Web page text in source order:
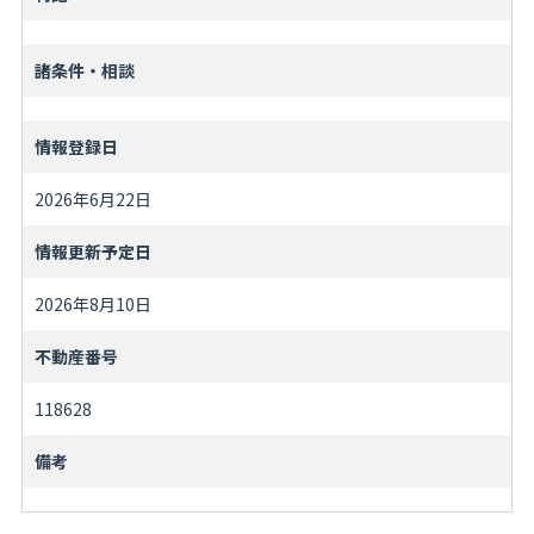
諸条件・相談
情報登録日
2026年6月22日
情報更新予定日
2026年8月10日
不動産番号
118628
備考